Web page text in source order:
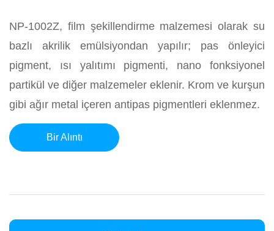
NP-1002Z, film şekillendirme malzemesi olarak su
bazlı akrilik emülsiyondan yapılır; pas önleyici
pigment, ısı yalıtımı pigmenti, nano fonksiyonel
partikül ve diğer malzemeler eklenir. Krom ve kurşun
gibi ağır metal içeren antipas pigmentleri eklenmez.
Bir Alıntı